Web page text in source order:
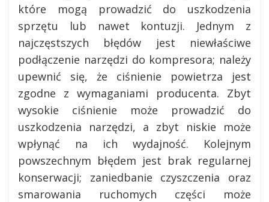
które mogą prowadzić do uszkodzenia
sprzętu lub nawet kontuzji. Jednym z
najczęstszych błędów jest niewłaściwe
podłączenie narzędzi do kompresora; należy
upewnić się, że ciśnienie powietrza jest
zgodne z wymaganiami producenta. Zbyt
wysokie ciśnienie może prowadzić do
uszkodzenia narzędzi, a zbyt niskie może
wpłynąć na ich wydajność. Kolejnym
powszechnym błędem jest brak regularnej
konserwacji; zaniedbanie czyszczenia oraz
smarowania ruchomych części może